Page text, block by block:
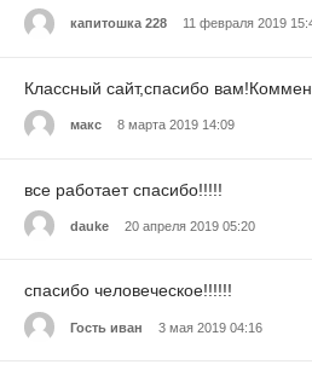
капитошка 228 11 февраля 2019
Классный сайт,спасибо
макс 8 марта 2019 14:09
все работает спасибо!!!!!
dauke 20 апреля 2019 05:20
спасибо человеческое!!!!!!
Гость иван 3 мая 2019 04:16